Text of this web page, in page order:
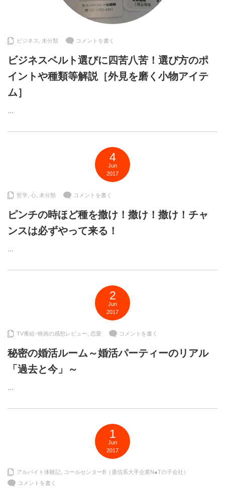
ビジネス 未分類 コメントを書く
ビジネスベルト選びに四苦八苦！選び方のポ
イントや種類等解説［外見を磨く小物アイテ
ム］
…
4
Jun
2017
哲学 心 未分類 コメントを書く
ピンチの時ほど種を撒け！撒け！撒け！チャ
ンスは必ずやって来る！
…
2
Jun
2017
TV番組･映画の感想レビュー 恋愛 コメントを書く
秘密の婚活ルーム～婚活パーティーのリアル
「過去と今」～
…
1
Jun
2017
アルバイト体験記
コールセンターB（通信系大手企業N●Tの子会社）
コメントを書く